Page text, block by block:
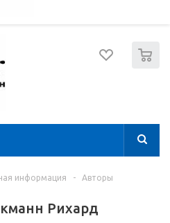
информация - Авторы
Рихард